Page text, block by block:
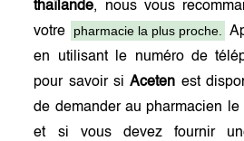
thaïlande, nous vous
votre
pharmacie la plus proche.
en utilisant le numéro de
pour savoir siAceten est
de demander au pharmacien
et si vous devez fournir